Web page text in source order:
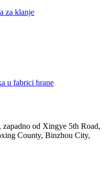
za klanje
u fabrici hrane
od Xingye 5th Road,
County, Binzhou City,